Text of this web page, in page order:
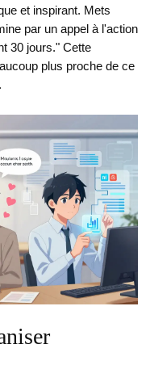
et inspirant. Mets
par un appel à l'action
30 jours." Cette
plus proche de ce